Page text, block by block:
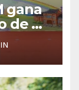
gana
de Go